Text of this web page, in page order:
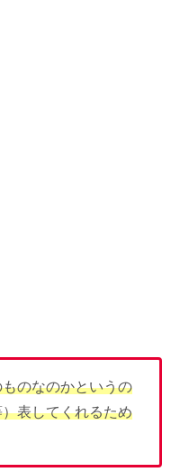
のなのかというの
表してくれるため